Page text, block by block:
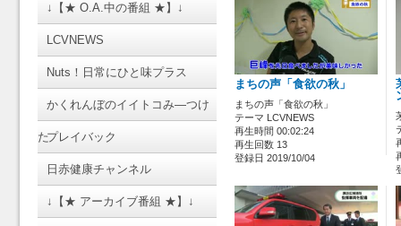
↓【★ O.A.中の番組 ★】↓
LCVNEWS
Nuts！日常にひと味プラス
かくれんぼのイイトコみ―つけ
たプレイバック
日赤健康チャンネル
↓【★ アーカイブ番組 ★】↓
まちの声「食欲の秋」
まちの声「食欲の秋」
テーマ LCVNEWS
再生時間 00:02:24
再生回数 13
登録日 2019/10/04